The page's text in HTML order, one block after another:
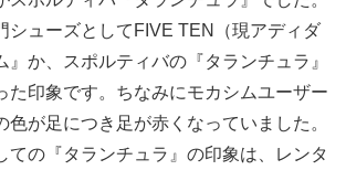
シューズとしてFIVE TEN（現アディダ
』か、スポルティバの『タランチュラ』
た印象です。ちなみにモカシムユーザー
色が足につき足が赤くなっていました。
ての『タランチュラ』の印象は、レンタ